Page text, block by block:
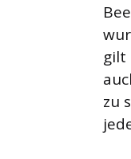
gilt
zu